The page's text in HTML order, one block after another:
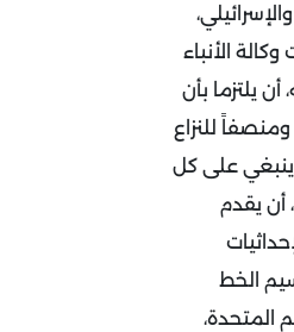
الأنباء
يلتزما بأن
للنزاع
وينبغي على كل
أن يقدم
الخط
المتحدة،